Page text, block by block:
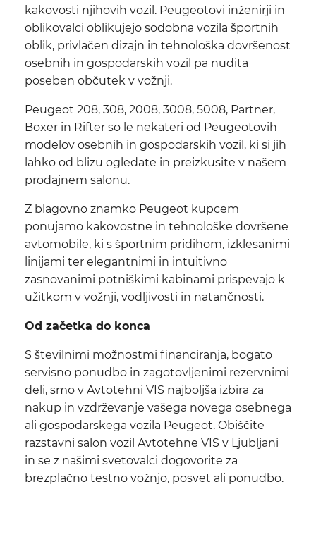
kakovosti njihovih vozil. Peugeotovi inženirji in
oblikovalci oblikujejo sodobna vozila športnih
oblik, privlačen dizajn in tehnološka dovršenost
osebnih in gospodarskih vozil pa nudita
poseben občutek v vožnji.
Peugeot 208, 308, 2008, 3008, 5008, Partner,
Boxer in Rifter so le nekateri od Peugeotovih
modelov osebnih in gospodarskih vozil, ki si jih
lahko od blizu ogledate in preizkusite v našem
prodajnem salonu.
Z blagovno znamko Peugeot kupcem
ponujamo kakovostne in tehnološke dovršene
avtomobile, ki s športnim pridihom, izklesanimi
linijami ter elegantnimi in intuitivno
zasnovanimi potniškimi kabinami prispevajo k
užitkom v vožnji, vodljivosti in natančnosti.
Od začetka do konca
S številnimi možnostmi financiranja, bogato
servisno ponudbo in zagotovljenimi rezervnimi
deli, smo v Avtotehni VIS najboljša izbira za
nakup in vzdrževanje vašega novega osebnega
ali gospodarskega vozila Peugeot. Obiščite
razstavni salon vozil Avtotehne VIS v Ljubljani
in se z našimi svetovalci dogovorite za
brezplačno testno vožnjo, posvet ali ponudbo.